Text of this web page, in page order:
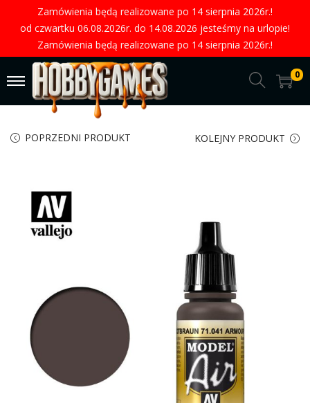
Zamówienia będą realizowane po 14 sierpnia 2026r.!
od czwartku 06.08.2026r. do 14.08.2026 jesteśmy na urlopie!
Zamówienia będą realizowane po 14 sierpnia 2026r.!
0
POPRZEDNI PRODUKT KOLEJNY PRODUKT